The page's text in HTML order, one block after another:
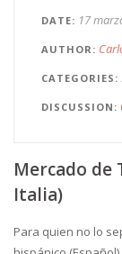
DATE 17
AUTHOR
CATEGORIES
DISCUSSION
Mercado de
Italia)
Para quien no lo